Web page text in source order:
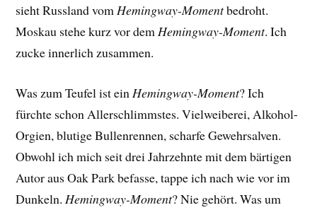
sieht Russland vomHemingway-Momentbedroht.
Moskau stehe kurz vor demHemingway-Moment. Ich
zucke innerlich zusammen.
Was zum Teufel ist ein Hemingway-Moment? Ich
fürchte schon Allerschlimmstes. Vielweiberei, Alkohol-
Orgien, blutige Bullenrennen, scharfe Gewehrsalven.
Obwohl ich mich seit drei Jahrzehnte mit dem bärtigen
Autor aus Oak Park befasse, tappe ich nach wie vor im
Dunkeln. Hemingway-Moment? Nie gehört. Was um